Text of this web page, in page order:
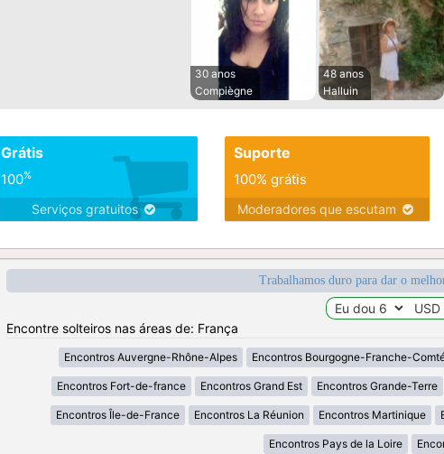
30 anos
Compiègne
48 anos
Halluin
Grátis
100%
Serviços gratuitos
Suporte
100% grátis
Moderadores que escutam
Trabalhamos duro para dar o
Encontre solteiros nas áreas de: França
Encontros Auvergne-Rhône-Alpes Encontros Bourgogne-Franche-
Encontros Fort-de-france Encontros Grand Est Encontros Grande-Terre
Encontros Île-de-France Encontros La Réunion Encontros Martinique
Encontros Pays de la Loire